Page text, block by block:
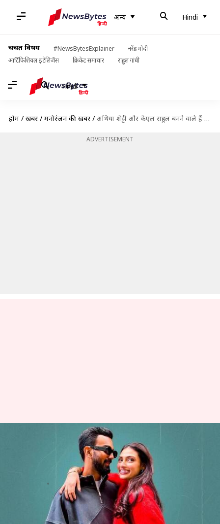
अन्य Hindi
चर्चित विषय #NewsBytesExplainer
नरेंद्र मोदी
आर्टिफिशियल इंटेलिजेंस
क्रिकेट समाचार राहुल गांधी
Hindi
होम / खबरें / मनोरंजन की खबरें / अथिया शेट्टी और केएल राहुल बनने वाले हैं माता-पिता, बताया कब आएगा नन्हा मेहमान
ADVERTISEMENT
अथिया शेट्टी और केएल राहुल बनने
वाले हैं माता-पिता, बताया कब
आएगा नन्हा मेहमान
Nov 08, 2024 07:01 pm